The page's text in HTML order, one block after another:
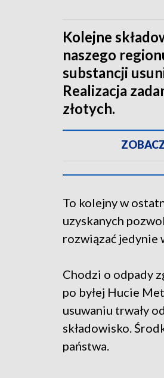
Kolejne
naszego
substancji
Realizacja
złotych.
To kolejny w
uzyskanych
rozwiązać jedynie
Chodzi o odpady
po byłej Hucie
usuwaniu trwały
składowisko.
państwa.